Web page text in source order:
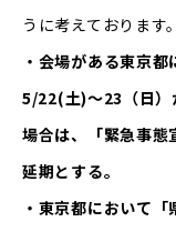
うに考えております。
・会場がある東京都
5/22(土)～23（日）
場合は、「緊急事態
延期とする。
・東京都において